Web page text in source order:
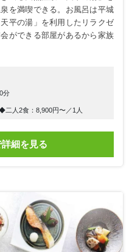
を満喫できる。お風呂は平城
平の湯」を利用したリラクゼ
ができる部屋があるから家族
分
人2食：8,900円〜／1人
細を見る